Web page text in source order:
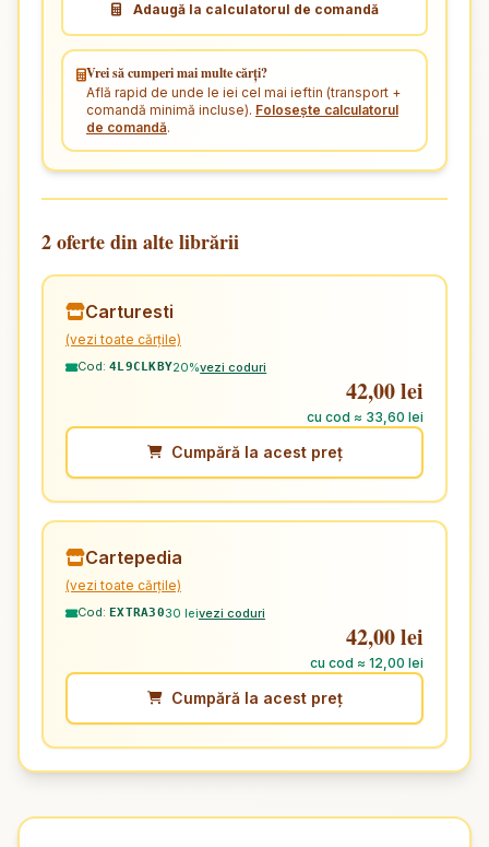
Adaugă la calculatorul de comandă
Vrei să cumperi mai multe cărți?
Află rapid de unde le iei cel mai ieftin (transport +
comandă minimă incluse). Folosește calculatorul
de comandă.
2 oferte din alte librării
Carturesti
(vezi toate cărțile)
Cod: 4L9CLKBY20%vezi coduri
42,00 lei
cu cod ≈ 33,60 lei
Cumpără la acest preț
Cartepedia
(vezi toate cărțile)
Cod: EXTRA3030 leivezi coduri
42,00 lei
cu cod ≈ 12,00 lei
Cumpără la acest preț